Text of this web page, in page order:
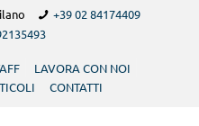
+39 02 84174409
LAVORA CON NOI
CONTATTI